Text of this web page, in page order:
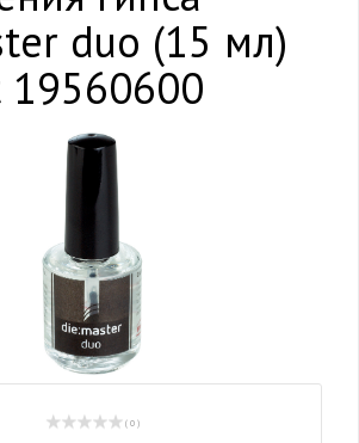
duo (15 мл)
19560600
( 0 )